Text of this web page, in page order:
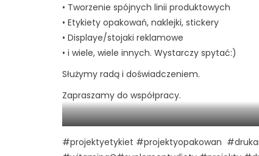
• Tworzenie spójnych linii produktowych
• Etykiety opakowań, naklejki, stickery
• Displaye/stojaki reklamowe
• i wiele, wiele innych. Wystarczy spytać:)
Służymy radą i doświadczeniem.
Zapraszamy do współpracy.
Projekty graficzne:
#projektyetykiet #projektyopakowan